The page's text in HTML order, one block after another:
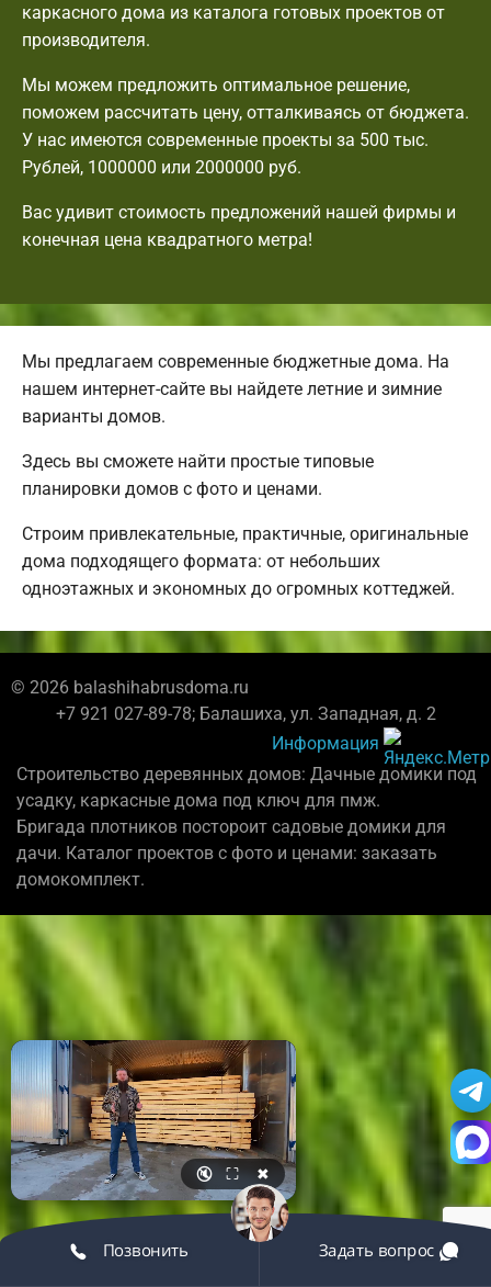
каркасного дома из каталога готовых проектов от
производителя.
Мы можем предложить оптимальное решение,
поможем рассчитать цену, отталкиваясь от бюджета.
У нас имеются современные проекты за 500 тыс.
Рублей, 1000000 или 2000000 руб.
Вас удивит стоимость предложений нашей фирмы и
конечная цена квадратного метра!
Мы предлагаем современные бюджетные дома. На
нашем интернет-сайте вы найдете летние и зимние
варианты домов.
Здесь вы сможете найти простые типовые
планировки домов с фото и ценами.
Строим привлекательные, практичные, оригинальные
дома подходящего формата: от небольших
одноэтажных и экономных до огромных коттеджей.
© 2026 balashihabrusdoma.ru
+7 921 027-89-78; Балашиха, ул. Западная, д. 2
Информация
Строительство деревянных домов: Дачные домики под
усадку, каркасные дома под ключ для пмж.
Бригада плотников постороит садовые домики для
дачи. Каталог проектов с фото и ценами: заказать
домокомплект.
🔇 ⛶ ✖
Позвонить Задать вопрос